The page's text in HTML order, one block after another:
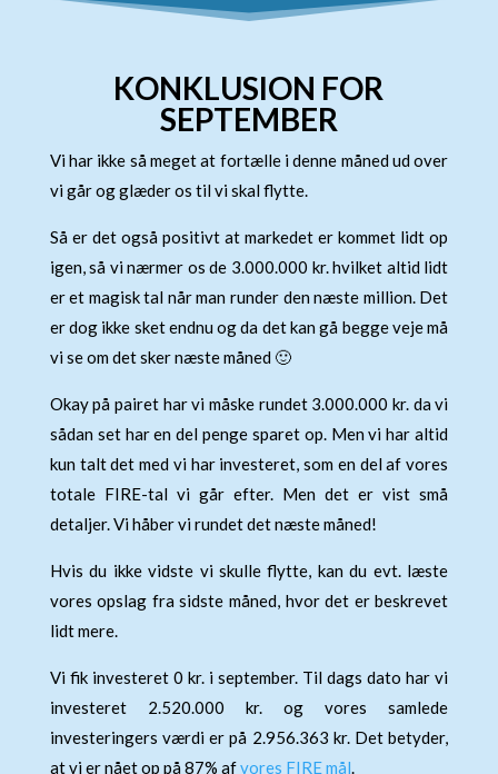
KONKLUSION FOR
SEPTEMBER
Vi har ikke så meget at fortælle i denne måned ud over
vi går og glæder os til vi skal flytte.
Så er det også positivt at markedet er kommet lidt op
igen, så vi nærmer os de 3.000.000 kr. hvilket altid lidt
er et magisk tal når man runder den næste million. Det
er dog ikke sket endnu og da det kan gå begge veje må
vi se om det sker næste måned 🙂
Okay på pairet har vi måske rundet 3.000.000 kr. da vi
sådan set har en del penge sparet op. Men vi har altid
kun talt det med vi har investeret, som en del af vores
totale FIRE-tal vi går efter. Men det er vist små
detaljer. Vi håber vi rundet det næste måned!
Hvis du ikke vidste vi skulle flytte, kan du evt. læste
vores opslag fra sidste måned, hvor det er beskrevet
lidt mere.
Vi fik investeret 0 kr. i september. Til dags dato har vi
investeret 2.520.000 kr. og vores samlede
investeringers værdi er på 2.956.363 kr. Det betyder,
at vi er nået op på 87% afvores FIRE mål